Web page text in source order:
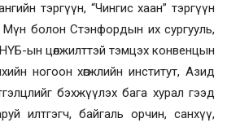
тэргүүн, “Чингис хаан” тэргүүн
Мүн болон Стэнфордын их сургууль,
ын цөлжилттэй тэмцэх конвенцын
ногоон хөгжлийн институт, Азид
бэхжүүлэх бага хурал гээд
илтгэгч, байгаль орчин, санхүү,